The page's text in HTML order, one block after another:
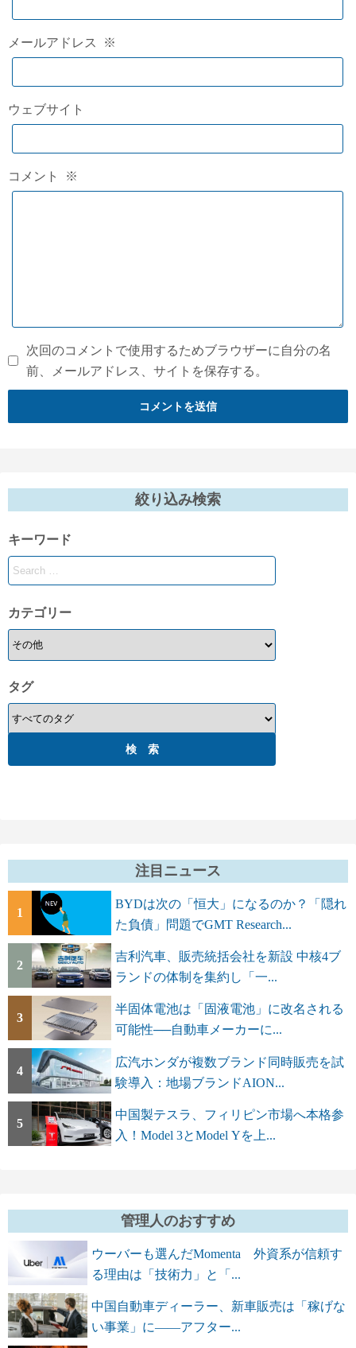
メールアドレス ※
ウェブサイト
コメント ※
次回のコメントで使用するためブラウザーに自分の名
前、メールアドレス、サイトを保存する。
絞り込み検索
キーワード
カテゴリー
タグ
注目ニュース
1
BYDは次の「恒大」になるのか？「隠れ
た負債」問題でGMT Research...
2
吉利汽車、販売統括会社を新設 中核4ブ
ランドの体制を集約し「一...
3
半固体電池は「固液電池」に改名される
可能性──自動車メーカーに...
4
広汽ホンダが複数ブランド同時販売を試
験導入：地場ブランドAION...
5
中国製テスラ、フィリピン市場へ本格参
入！Model 3とModel Yを上...
管理人のおすすめ
ウーバーも選んだMomenta 外資系が信頼す
る理由は「技術力」と「...
中国自動車ディーラー、新車販売は「稼げな
い事業」に――アフター...